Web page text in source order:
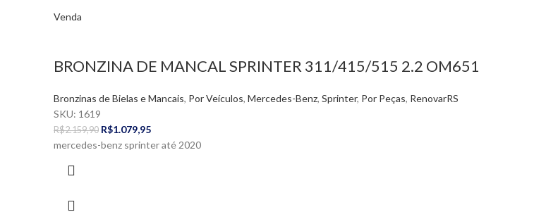
Venda
BRONZINA DE MANCAL SPRINTER 311/415/515 2.2 OM651
Bronzinas de Bielas e Mancais, Por Veículos, Mercedes-Benz, Sprinter, Por Peças, RenovarRS
SKU: 1619
R$2.159,90 R$1.079,95
mercedes-benz sprinter até 2020